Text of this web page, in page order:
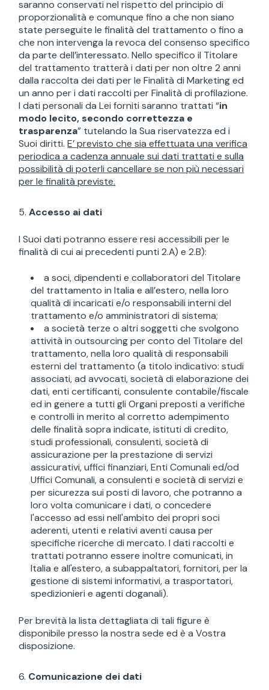
saranno conservati nel rispetto del principio di
proporzionalità e comunque fino a che non siano
state perseguite le finalità del trattamento o fino a
che non intervenga la revoca del consenso specifico
da parte dell’interessato. Nello specifico il Titolare
del trattamento tratterà i dati per non oltre 2 anni
dalla raccolta dei dati per le Finalità di Marketing ed
un anno per i dati raccolti per Finalità di profilazione.
I dati personali da Lei forniti saranno trattati “in
modo lecito, secondo correttezza e
trasparenza” tutelando la Sua riservatezza ed i
Suoi diritti.E’ previsto che sia effettuata una verifica
periodica a cadenza annuale sui dati trattati e sulla
possibilità di poterli cancellare se non più necessari
per le finalità previste.
Accesso ai dati
I Suoi dati potranno essere resi accessibili per le
finalità di cui ai precedenti punti 2.A) e 2.B):
a soci, dipendenti e collaboratori del Titolare
del trattamento in Italia e all’estero, nella loro
qualità di incaricati e/o responsabili interni del
trattamento e/o amministratori di sistema;
a società terze o altri soggetti che svolgono
attività in outsourcing per conto del Titolare del
trattamento, nella loro qualità di responsabili
esterni del trattamento (a titolo indicativo: studi
associati, ad avvocati, società di elaborazione dei
dati, enti certificanti, consulente contabile/fiscale
ed in genere a tutti gli Organi preposti a verifiche
e controlli in merito al corretto adempimento
delle finalità sopra indicate, istituti di credito,
studi professionali, consulenti, società di
assicurazione per la prestazione di servizi
assicurativi, uffici finanziari, Enti Comunali ed/od
Uffici Comunali, a consulenti e società di servizi e
per sicurezza sui posti di lavoro, che potranno a
loro volta comunicare i dati, o concedere
l'accesso ad essi nell'ambito dei propri soci
aderenti, utenti e relativi aventi causa per
specifiche ricerche di mercato. I dati raccolti e
trattati potranno essere inoltre comunicati, in
Italia e all'estero, a subappaltatori, fornitori, per la
gestione di sistemi informativi, a trasportatori,
spedizionieri e agenti doganali).
Per brevità la lista dettagliata di tali figure è
disponibile presso la nostra sede ed è a Vostra
disposizione.
Comunicazione dei dati